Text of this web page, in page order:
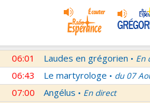
Si tu savais le don de Dieu
En Toi nos sources • Paul
06:01 Laudes en grégorien • En
06:43 Le martyrologe • du 07
07:00 Angélus • En direct